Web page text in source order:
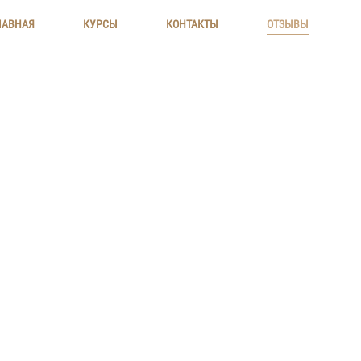
КУРСЫ КОНТАКТЫ ОТЗЫВЫ
КУРСЫ КОНТАКТЫ ОТЗЫВЫ